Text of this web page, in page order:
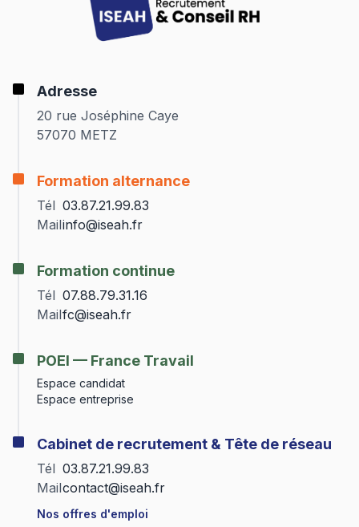
Adresse
20 rue Joséphine Caye
57070 METZ
Formation alternance
Tél 03.87.21.99.83
Mailinfo@iseah.fr
Formation continue
Tél 07.88.79.31.16
Mailfc@iseah.fr
POEI — France Travail
Espace candidat
Espace entreprise
Cabinet de recrutement & Tête de réseau
Tél 03.87.21.99.83
Mailcontact@iseah.fr
Nos offres d'emploi